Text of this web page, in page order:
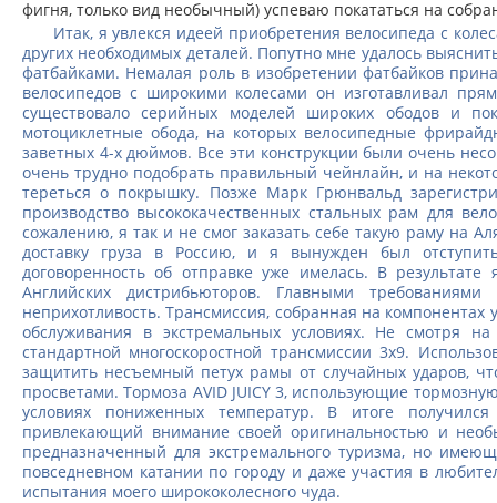
фигня, только вид необычный) успеваю покататься на
Итак, я увлекся идеей приобретения велосипеда с
других необходимых деталей. Попутно мне удалось
фатбайками. Немалая роль в изобретении фатбайков
велосипедов с широкими колесами он изготавливал
существовало серийных моделей широких ободов и
мотоциклетные обода, на которых велосипедные
заветных 4-х дюймов. Все эти конструкции были очень
очень трудно подобрать правильный чейнлайн, и на
тереться о покрышку. Позже Марк Грюнвальд
производство высококачественных стальных рам для
сожалению, я так и не смог заказать себе такую раму на
доставку груза в Россию, и я вынужден был
договоренность об отправке уже имелась. В
Английских дистрибьюторов. Главными
неприхотливость. Трансмиссия, собранная на
обслуживания в экстремальных условиях. Не смотря
стандартной многоскоростной трансмиссии 3х9.
защитить несъемный петух рамы от случайных ударов,
просветами. Тормоза AVID JUICY 3, использующие
условиях пониженных температур. В итоге
привлекающий внимание своей оригинальностью и
предназначенный для экстремального туризма, но
повседневном катании по городу и даже участия в
испытания моего ширококолесного чуда.